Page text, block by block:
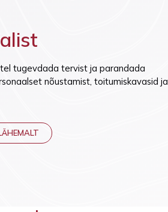
tugevdada tervist ja parandada
nõustamist, toitumiskavasid ja